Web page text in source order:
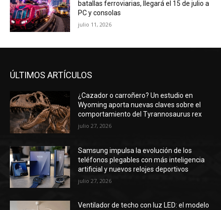
batallas ferroviarias, llegará el 15 de julio a
PC y consolas
julio 11, 2026
ÚLTIMOS ARTÍCULOS
¿Cazador o carroñero? Un estudio en
Wyoming aporta nuevas claves sobre el
comportamiento del Tyrannosaurus rex
julio 27, 2026
Samsung impulsa la evolución de los
teléfonos plegables con más inteligencia
artificial y nuevos relojes deportivos
julio 27, 2026
Ventilador de techo con luz LED: el modelo